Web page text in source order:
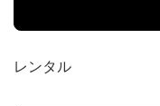
レンタル